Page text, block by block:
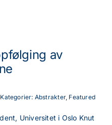
av
Kategorier: Abstrakter, Featured
Universitet i Oslo Knut